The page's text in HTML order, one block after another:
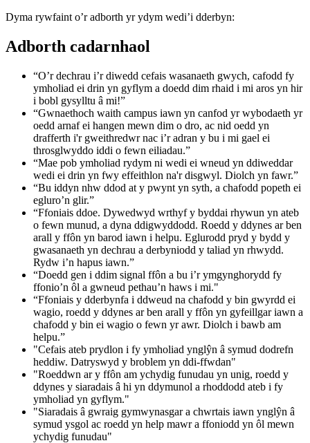
Dyma rywfaint o’r adborth yr ydym wedi’i dderbyn:
Adborth cadarnhaol
“O’r dechrau i’r diwedd cefais wasanaeth gwych, cafodd fy
ymholiad ei drin yn gyflym a doedd dim rhaid i mi aros yn hir
i bobl gysylltu â mi!”
“Gwnaethoch waith campus iawn yn canfod yr wybodaeth yr
oedd arnaf ei hangen mewn dim o dro, ac nid oedd yn
drafferth i'r gweithredwr nac i’r adran y bu i mi gael ei
throsglwyddo iddi o fewn eiliadau.”
“Mae pob ymholiad rydym ni wedi ei wneud yn ddiweddar
wedi ei drin yn fwy effeithlon na'r disgwyl. Diolch yn fawr.”
“Bu iddyn nhw ddod at y pwynt yn syth, a chafodd popeth ei
egluro’n glir.”
“Ffoniais ddoe. Dywedwyd wrthyf y byddai rhywun yn ateb
o fewn munud, a dyna ddigwyddodd. Roedd y ddynes ar ben
arall y ffôn yn barod iawn i helpu. Eglurodd pryd y bydd y
gwasanaeth yn dechrau a derbyniodd y taliad yn rhwydd.
Rydw i’n hapus iawn.”
“Doedd gen i ddim signal ffôn a bu i’r ymgynghorydd fy
ffonio’n ôl a gwneud pethau’n haws i mi."
“Ffoniais y dderbynfa i ddweud na chafodd y bin gwyrdd ei
wagio, roedd y ddynes ar ben arall y ffôn yn gyfeillgar iawn a
chafodd y bin ei wagio o fewn yr awr. Diolch i bawb am
helpu.”
"Cefais ateb prydlon i fy ymholiad ynglŷn â symud dodrefn
heddiw. Datryswyd y broblem yn ddi-ffwdan"
"Roeddwn ar y ffôn am ychydig funudau yn unig, roedd y
ddynes y siaradais â hi yn ddymunol a rhoddodd ateb i fy
ymholiad yn gyflym."
"Siaradais â gwraig gymwynasgar a chwrtais iawn ynglŷn â
symud ysgol ac roedd yn help mawr a ffoniodd yn ôl mewn
ychydig funudau"